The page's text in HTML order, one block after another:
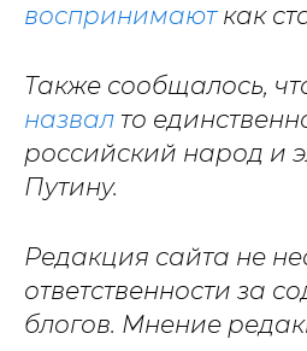
воспринимаюткак
Также сообщалось,
назвал то
российский народ и
Путину.
Редакция сайта не
ответственности за
блогов. Мнение